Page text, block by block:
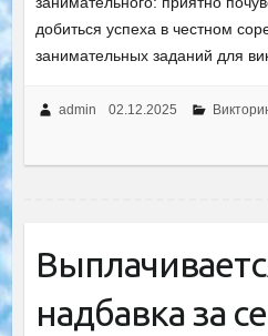
добиться успеха в честном
занимательных заданий для
admin 02.12.2025
надбавка за